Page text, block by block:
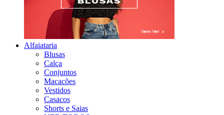
Alfaiataria
Blusas
Calça
Conjuntos
Macacões
Vestidos
Casacos
Shorts e Saias